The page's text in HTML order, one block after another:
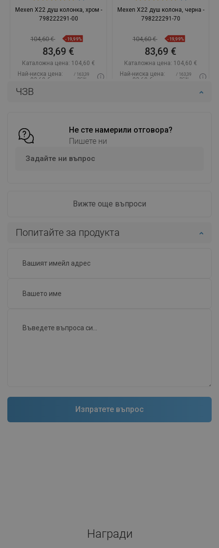
ЧЗВ
Не сте намерили отговора?
Пишете ни
Задайте ни въпрос
Вижте още въпроси
Попитайте за продукта
Mexen X22 душ колонка, хром -
798222291-00
104,60 € -19,99%
83,69 €
Каталожна цена: 104,60 €
Най-ниска цена:
83,69 €
/ 163,39
BGN
Наличност:
favorite_border Любима
Сравнете
Mexen X22 душ колона, черна -
798222291-70
104,60 € -19,99%
83,69 €
Каталожна цена: 104,60 €
Най-ниска цена:
83,69 €
/ 163,39
BGN
favorite_border
Сравнете
Награди